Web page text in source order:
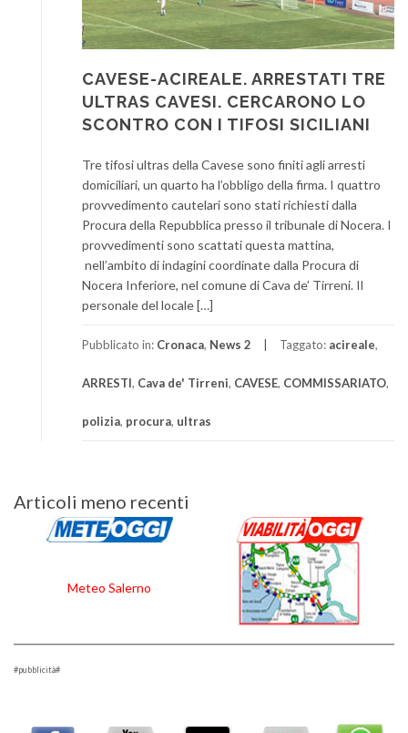
CAVESE-ACIREALE. ARRESTATI TRE
ULTRAS CAVESI. CERCARONO LO
SCONTRO CON I TIFOSI SICILIANI
Tre tifosi ultras della Cavese sono finiti agli arresti
domiciliari, un quarto ha l’obbligo della firma. I quattro
provvedimento cautelari sono stati richiesti dalla
Procura della Repubblica presso il tribunale di Nocera. I
provvedimenti sono scattati questa mattina,
nell’ambito di indagini coordinate dalla Procura di
Nocera Inferiore, nel comune di Cava de’ Tirreni. Il
personale del locale […]
Pubblicato in: Cronaca, News 2 Taggato: acireale,
ARRESTI, Cava de' Tirreni, CAVESE, COMMISSARIATO,
polizia, procura, ultras
Navigazione
articoli
Articoli meno recenti
Meteo Salerno
#pubblicità#